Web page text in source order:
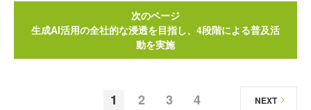
次のページ
生成AI活用の全社的な浸透を目指し、4段階による普及活
動を実施
1 2 3 4 NEXT